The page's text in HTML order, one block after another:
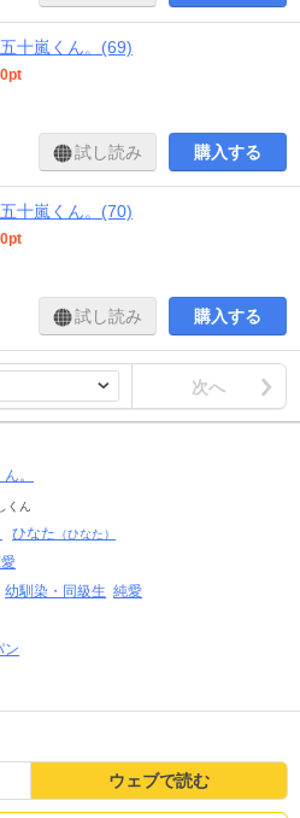
十嵐くん。(69)
試し読み 購入する
十嵐くん。(70)
試し読み 購入する
次へ
。
くん
ひなた （ひなた）
幼馴染・同級生 純愛
ン
ウェブで読む